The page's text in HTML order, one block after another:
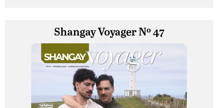
Shangay Voyager Nº 47